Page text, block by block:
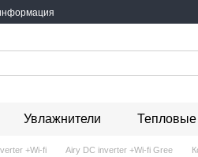
Увлажнители Тепловые
+Wi-fi Airy DC inverter +Wi-fi Gree